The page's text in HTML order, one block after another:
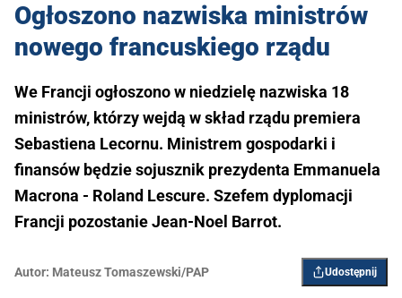
Ogłoszono nazwiska ministrów
nowego francuskiego rządu
We Francji ogłoszono w niedzielę nazwiska 18
ministrów, którzy wejdą w skład rządu premiera
Sebastiena Lecornu. Ministrem gospodarki i
finansów będzie sojusznik prezydenta Emmanuela
Macrona - Roland Lescure. Szefem dyplomacji
Francji pozostanie Jean-Noel Barrot.
Autor: Mateusz Tomaszewski/PAP Udostępnij